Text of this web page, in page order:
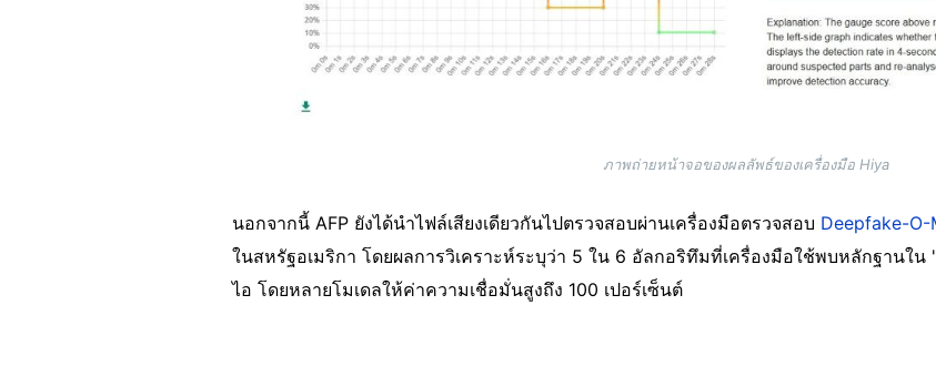
ภาพถ่ายหน้าจอของผลลัพธ์ของเครื่องมือ Hiya
นอกจากนี้ AFP ยังได้นำไฟล์เสียงเดียวกันไปตรวจสอบผ่านเครื่องมือตรวจสอบ Deepfake-O-
ในสหรัฐอเมริกา โดยผลการวิเคราะห์ระบุว่า 5 ใน 6 อัลกอริทึมที่เครื่องมือใช้พบหลักฐานใน
ไอ โดยหลายโมเดลให้ค่าความเชื่อมั่นสูงถึง 100 เปอร์เซ็นต์